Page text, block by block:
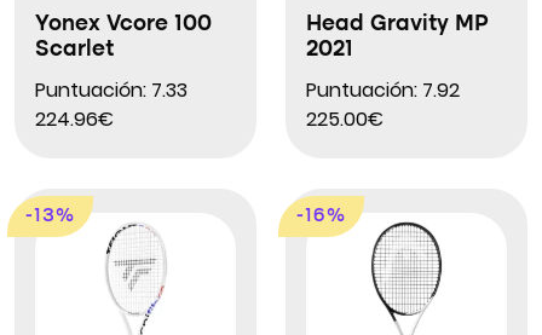
Yonex Vcore 100
Scarlet
Puntuación: 7.33
224.96€
Head Gravity MP
2021
Puntuación: 7.92
225.00€
-13% -16%